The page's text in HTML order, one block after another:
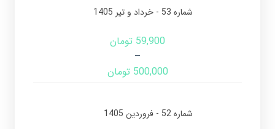
شماره 53 - خرداد و تیر 1405
59,900 تومان
–
500,000 تومان
شماره 52 - فروردین 1405